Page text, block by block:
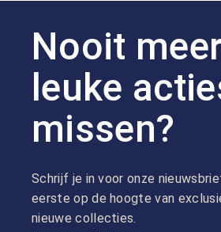
Nooit
leuke
missen?
Schrijf je in voor onze
eerste op de hoogte van
nieuwe collecties.